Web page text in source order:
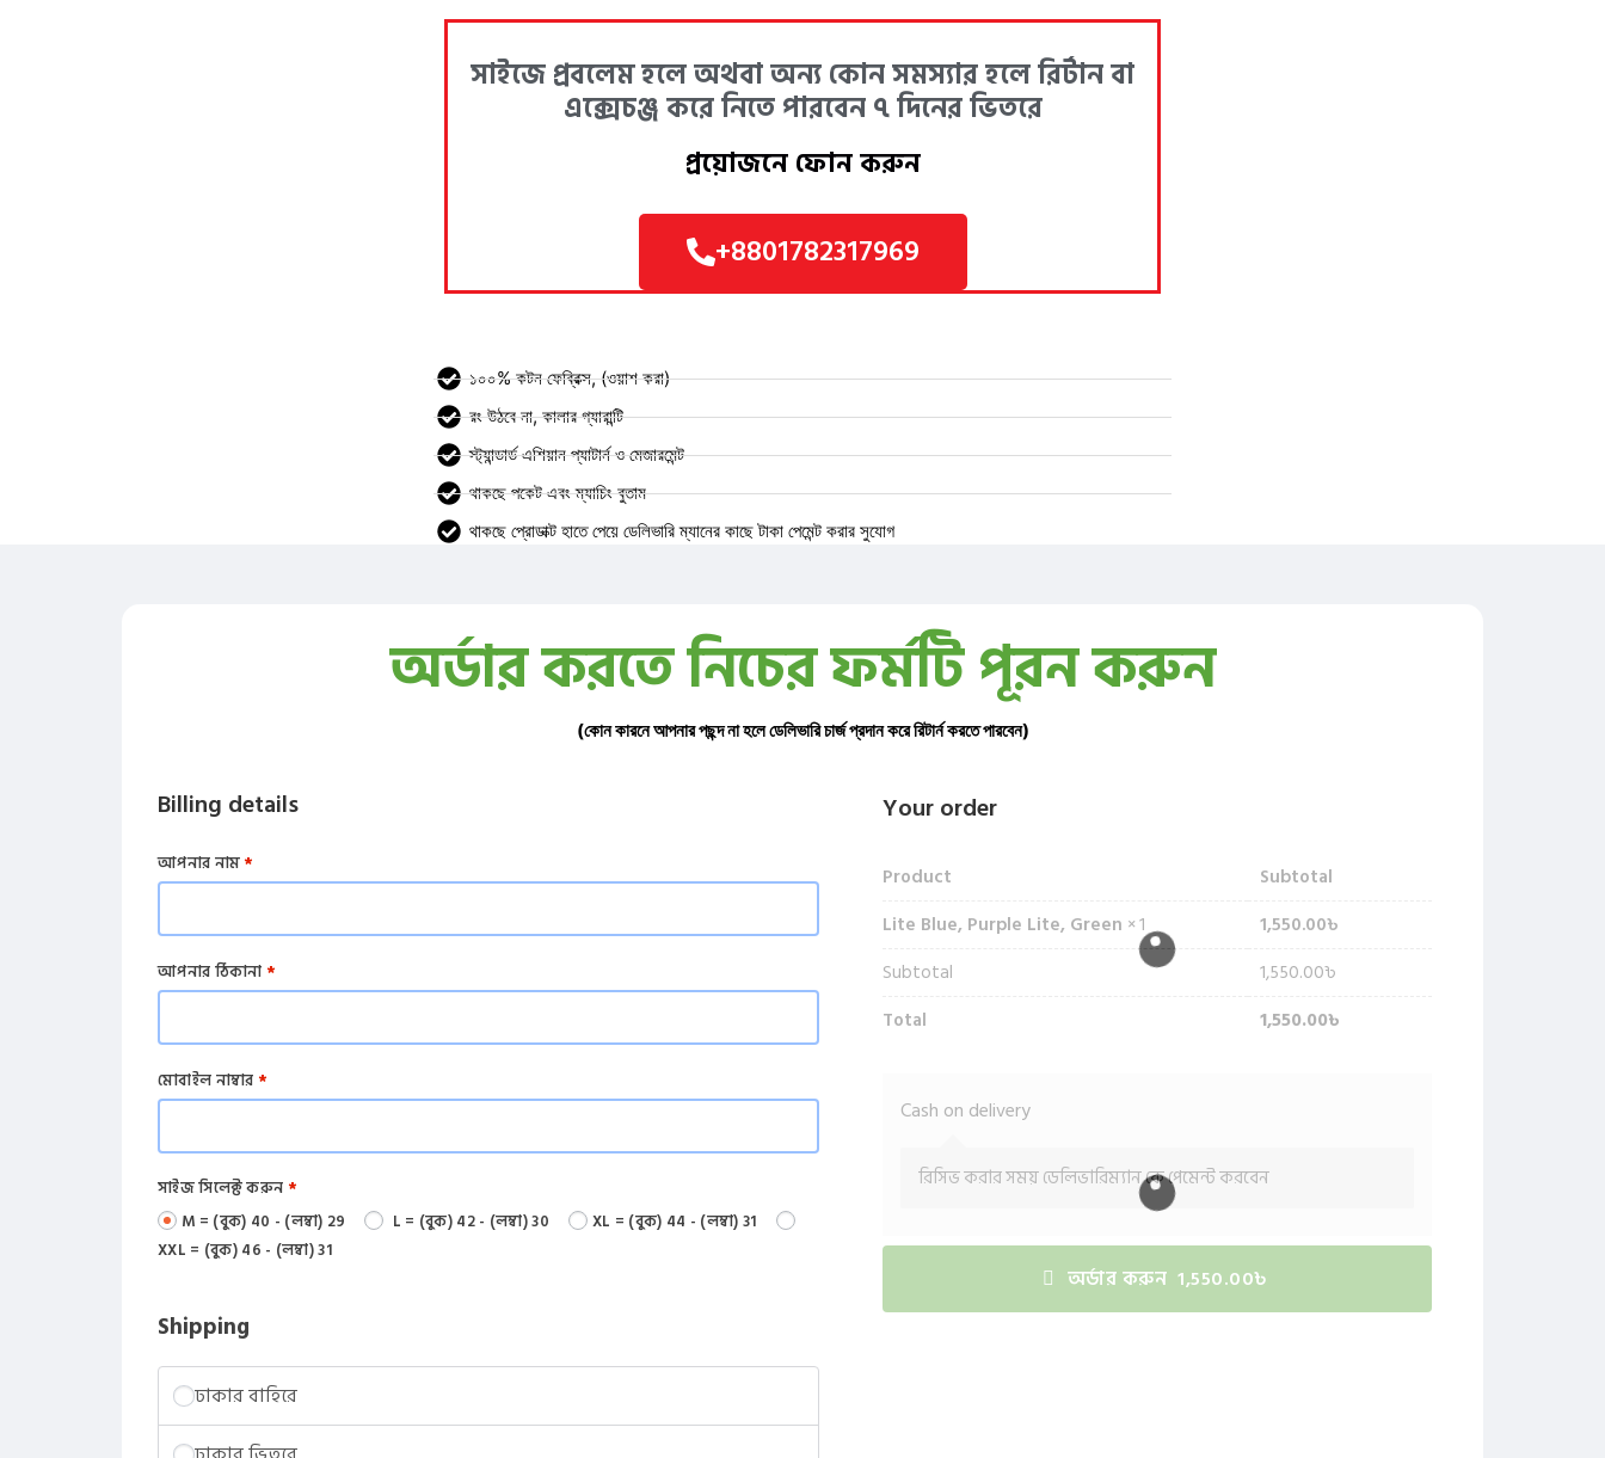
সাইজে প্রবলেম হলে অথবা অন্য কোন সমস্যার হলে রির্টান বা
এক্সেচঞ্জ করে নিতে পারবেন ৭ দিনের ভিতরে
প্রয়োজনে ফোন করুন
+8801782317969
১০০% কটন ফেব্রিক্স, (ওয়াশ করা)
রং উঠবে না, কালার গ্যারান্টি
স্ট্যান্ডার্ড এশিয়ান প্যাটার্ন ও মেজারমেন্ট
থাকছে পকেট এবং ম্যাচিং বুতাম
থাকছে প্রোডাক্ট হাতে পেয়ে ডেলিভারি ম্যানের কাছে টাকা পেমেন্ট করার সুযোগ
অর্ডার করতে নিচের ফর্মটি পূরন করুন
(কোন কারনে আপনার পছন্দ না হলে ডেলিভারি চার্জ প্রদান করে রিটার্ন করতে পারবেন)
Billing details
আপনার নাম*
আপনার ঠিকানা *
মোবাইল নাম্বার *
সাইজ সিলেক্ট করুন *
M = (বুক) 40 - (লম্বা) 29
L = (বুক) 42 - (লম্বা) 30
XL = (বুক) 44 - (লম্বা) 31
XXL = (বুক) 46 - (লম্বা) 31
Shipping
ঢাকার বাহিরে
Your order
Product
Subtotal
Lite Blue, Purple Lite, Green × 1 1,550.00৳
Subtotal
1,550.00৳
Total
1,550.00৳
Cash on delivery
রিসিভ করার সময় ডেলিভারিম্যান কে পেমেন্ট করবেন
অর্ডার করুন 1,550.00৳